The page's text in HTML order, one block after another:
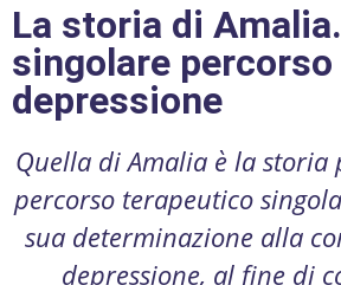
La storia di
singolare percorso
depressione
Quella di Amalia è la storia
percorso terapeutico
sua determinazione alla
depressione, al fine di